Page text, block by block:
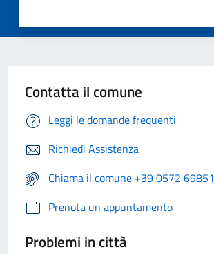
Contatta il comune
Leggi le domande frequenti
Richiedi Assistenza
Chiama il comune +39 0572 69851
Prenota un appuntamento
Problemi in città